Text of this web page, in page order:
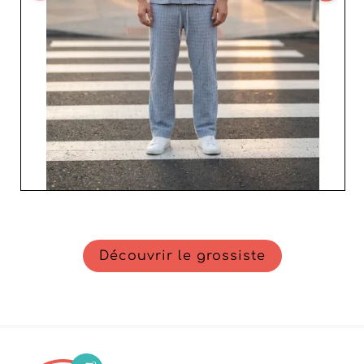
Découvrir le grossiste